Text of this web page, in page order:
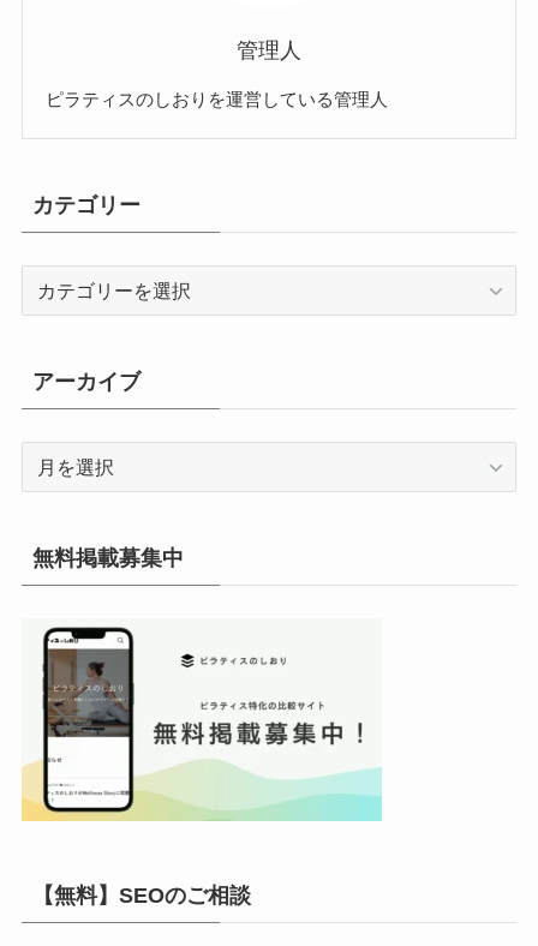
管理人
ピラティスのしおりを運営している管理人
カテゴリー
ー
アーカイブ
イ
ブ
無料掲載募集中
【無料】SEOのご相談